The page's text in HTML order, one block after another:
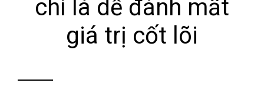
chí là dễ đánh mất
giá trị cốt lõi